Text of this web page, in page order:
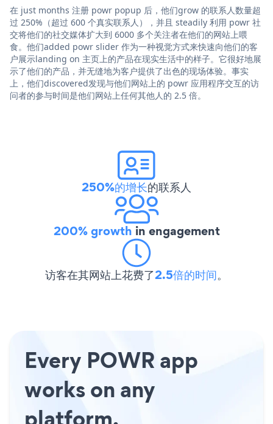
在 just months 注册 powr popup 后，他们grow 的联系人数量超
过 250%（超过 600 个真实联系人），并且 steadily 利用 powr 社
交将他们的社交媒体扩大到 6000 多个关注者在他们的网站上喂
食。他们added powr slider 作为一种视觉方式来快速向他们的客
户展示landing on 主页上的产品在现实生活中的样子。它很好地展
示了他们的产品，并无缝地为客户提供了出色的现场体验。事实
上，他们discovered发现与他们网站上的 powr 应用程序交互的访
问者的参与时间是他们网站上任何其他人的 2.5 倍。
250%的增长的联系人
200% growth in engagement
访客在其网站上花费了2.5倍的时间。
Every POWR app
works on any